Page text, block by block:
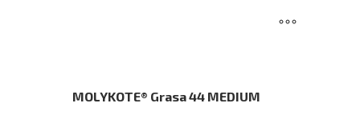
MOLYKOTE® Grasa 44 MEDIUM